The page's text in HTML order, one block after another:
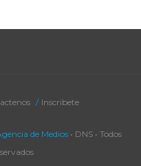
Inscribete
de Medios• DNS • Todos